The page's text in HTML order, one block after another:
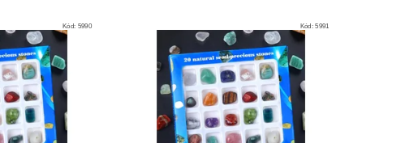
Kód: 5990 Kód:5991